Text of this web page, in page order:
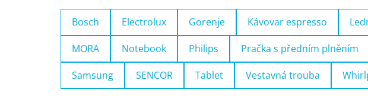
Bosch Electrolux Gorenje Kávovar espresso
MORA Notebook Philips Pračka s předním plněním
Samsung SENCOR Tablet Vestavná trouba